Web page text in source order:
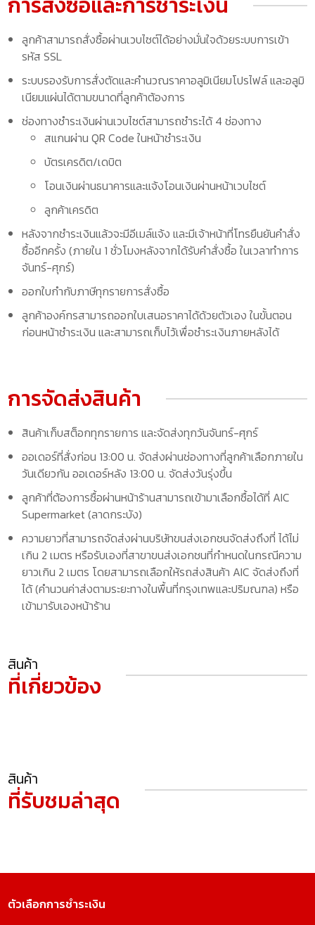
ลูกค้าสามารถสั่งซื้อผ่านเวบไซต์ได้อย่างมั่นใจด้วยระบบการเข้า
รหัส SSL
ระบบรองรับการสั่งตัดและคำนวณราคาอลูมิเนียมโปรไฟล์ และอลูมิ
เนียมแผ่นได้ตามขนาดที่ลูกค้าต้องการ
ช่องทางชำระเงินผ่านเวบไซต์สามารถชำระได้ 4 ช่องทาง
สแกนผ่าน QR Code ในหน้าชำระเงิน
บัตรเครดิต/เดบิต
โอนเงินผ่านธนาคารและแจ้งโอนเงินผ่านหน้าเวบไซต์
ลูกค้าเครดิต
หลังจากชำระเงินแล้วจะมีอีเมล์แจ้ง และมีเจ้าหน้าที่โทรยืนยันคำสั่ง
ซื้ออีกครั้ง (ภายใน 1 ชั่วโมงหลังจากได้รับคำสั่งซื้อ ในเวลาทำการ
จันทร์-ศุกร์)
ออกใบกำกับภาษีทุกรายการสั่งซื้อ
ลูกค้าองค์กรสามารถออกใบเสนอราคาได้ด้วยตัวเอง ในขั้นตอน
ก่อนหน้าชำระเงิน และสามารถเก็บไว้เพื่อชำระเงินภายหลังได้
การจัดส่งสินค้า
สินค้าเก็บสต็อกทุกรายการ และจัดส่งทุกวันจันทร์-ศุกร์
ออเดอร์ที่สั่งก่อน 13:00 น. จัดส่งผ่านช่องทางที่ลูกค้าเลือกภายใน
วันเดียวกัน ออเดอร์หลัง 13:00 น. จัดส่งวันรุ่งขึ้น
ลูกค้าที่ต้องการซื้อผ่านหน้าร้านสามารถเข้ามาเลือกซื้อได้ที่ AIC
Supermarket (ลาดกระบัง)
ความยาวที่สามารถจัดส่งผ่านบริษัทขนส่งเอกชนจัดส่งถึงที่ ได้ไม่
เกิน 2 เมตร หรือรับเองที่สาขาขนส่งเอกชนที่กำหนดในกรณีความ
ยาวเกิน 2 เมตร โดยสามารถเลือกให้รถส่งสินค้า AIC จัดส่งถึงที่
ได้ (คำนวนค่าส่งตามระยะทางในพื้นที่กรุงเทพและปริมณฑล) หรือ
เข้ามารับเองหน้าร้าน
สินค้า
ที่เกี่ยวข้อง
สินค้า
ที่รับชมล่าสุด
ตัวเลือกการชำระเงิน